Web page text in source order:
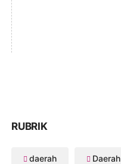
RUBRIK
daerah Daerah